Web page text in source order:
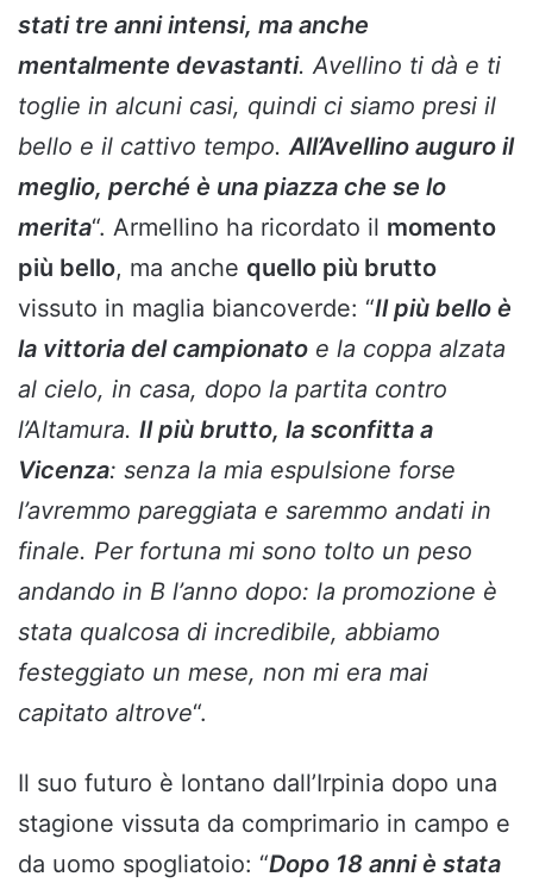
stati tre anni intensi, ma anche
mentalmente devastanti. Avellino ti dà e ti
toglie in alcuni casi, quindi ci siamo presi il
bello e il cattivo tempo.All’Avellino auguro il
meglio, perché è una piazza che se lo
merita“. Armellino ha ricordato il momento
più bello, ma anche quello più brutto
vissuto in maglia biancoverde: “Il più bello è
la vittoria del campionato e la coppa alzata
al cielo, in casa, dopo la partita contro
l’Altamura. Il più brutto, la sconfitta a
Vicenza: senza la mia espulsione forse
l’avremmo pareggiata e saremmo andati in
finale. Per fortuna mi sono tolto un peso
andando in B l’anno dopo: la promozione è
stata qualcosa di incredibile, abbiamo
festeggiato un mese, non mi era mai
capitato altrove“.
Il suo futuro è lontano dall’Irpinia dopo una
stagione vissuta da comprimario in campo e
da uomo spogliatoio: “Dopo 18 anni è stata